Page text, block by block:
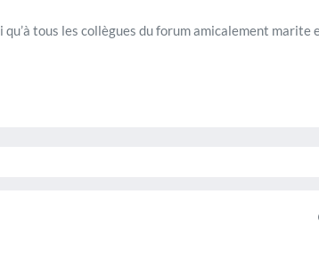
tous les collègues du forum amicalement marite